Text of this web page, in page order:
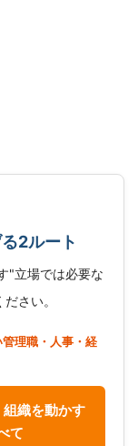
2ルート
"立場では必要な
さい。
理職・人事・経
織を動かす
て